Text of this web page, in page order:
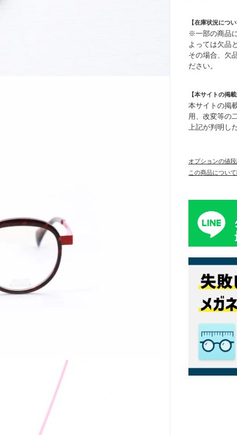
【在庫状況につい
※一部の商品
よっては欠品
その場合、欠
ださい。
【本サイトの掲
本サイトの掲
用、改変等の
上記が判明し
オプションの値
この商品につい